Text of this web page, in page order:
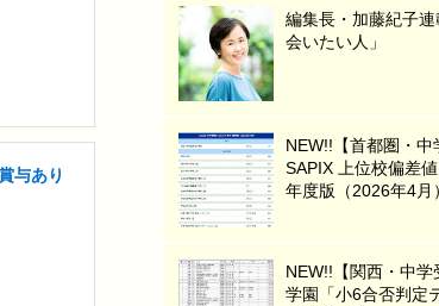
与あり
編集長・加藤紀子連
会いたい人」
NEW!!【首都圏・中
SAPIX 上位校偏差
年度版（2026年4月）
NEW!!【関西・中学
学園「小6合否判定